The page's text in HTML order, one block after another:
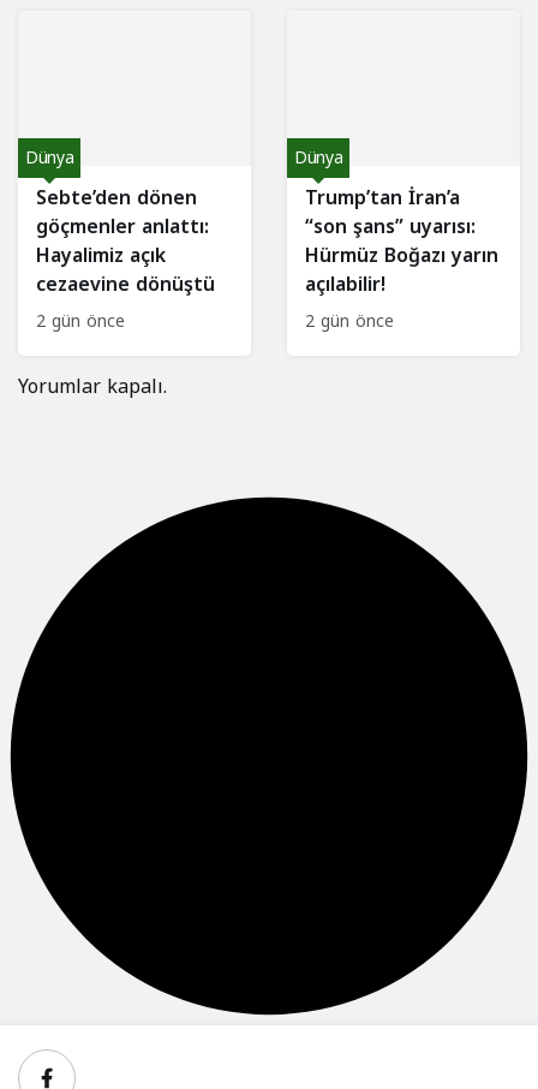
Sebte’den dönen
göçmenler anlattı:
Hayalimiz açık
cezaevine dönüştü
Dünya
2 gün önce
Trump’tan İran’a
“son şans” uyarısı:
Hürmüz Boğazı yarın
açılabilir!
Dünya
2 gün önce
Yorumlar kapalı.